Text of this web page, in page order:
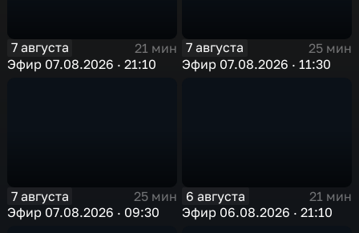
7 августа
21 мин
Эфир 07.08.2026 · 21:10
7 августа
25 мин
Эфир 07.08.2026 · 11:30
7 августа
25 мин
Эфир 07.08.2026 · 09:30
6 августа
21 мин
Эфир 06.08.2026 · 21:10